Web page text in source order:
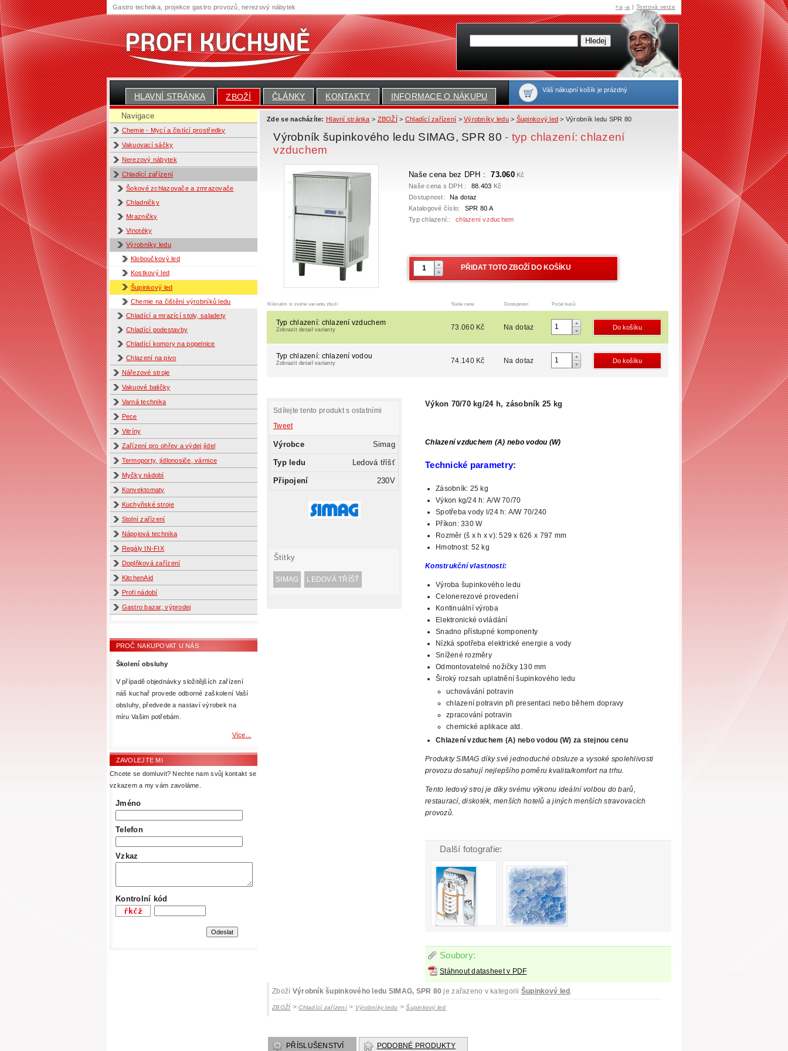
HLAVNÍ STRÁNKA ZBOŽÍ ČLÁNKY KONTAKTY INFORMACE O NÁKUPU
Váš nákupní košík je prázdný
Navigace
Chemie - Mycí a čistící prostředky
Vakuovací sáčky
Nerezový nábytek
Chladící zařízení
Šokové zchlazovače a zmrazovače
Chladničky
Mrazničky
Vinotéky
Výrobníky ledu
Kloboučkový led
Kostkový led
Šupinkový led
Chemie na čištění výrobníků ledu
Chladící a mrazící stoly, saladety
Chladící podestavby
Chladící komory na popelnice
Chlazení na pivo
Nářezové stroje
Vakuové baličky
Varná technika
Pece
Vitríny
Zařízení pro ohřev a výdej jídel
Termoporty, jídlonosiče, várnice
Myčky nádobí
Konvektomaty
Kuchyňské stroje
Stolní zařízení
Nápojová technika
Regály IN-FIX
Doplňková zařízení
KitchenAid
Profi nádobí
Gastro bazar, výprodej
PROČ NAKUPOVAT U NÁS
Školení obsluhy
V případě objednávky složitějších zařízení
náš kuchař provede odborné zaškolení Vaší
obsluhy, předvede a nastaví výrobek na
míru Vašim potřebám.
Více...
ZAVOLEJTE MI
Chcete se domluvit? Nechte nam svůj kontakt se
vzkazem a my vám zavoláme.
Jméno
Telefon
Vzkaz
Kontrolní kód
Zde se nacházíte: Hlavní stránka > ZBOŽÍ > Chladící zařízení >Výrobníky ledu> Šupinkový led > Výrobník ledu SPR 80
Výrobník šupinkového ledu SIMAG, SPR 80- typ chlazení: chlazení
vzduchem
Naše cena bez DPH : 73.060Kč
Naše cena s DPH :
88.403 Kč
Dostupnost:
Na dotaz
Katalogové číslo:
SPR 80 A
Typ chlazení::
chlazení vzduchem
Kliknutím si zvolte variantu zboží Naše cena Dostupnost Počet kusů
Typ chlazení: chlazení vzduchem
Zobrazit detail varianty 73.060 Kč Na dotaz
Typ chlazení: chlazení vodou
Zobrazit detail varianty 74.140 Kč Na dotaz
Sdílejte tento produkt s ostatními
Tweet
Výrobce Simag
Typ ledu Ledová tříšť
Připojení 230V
Štítky
SIMAG LEDOVÁ TŘÍŠŤ
Výkon 70/70 kg/24 h, zásobník 25 kg
Chlazení vzduchem (A) nebo vodou (W)
Technické parametry:
Zásobník: 25 kg
Výkon kg/24 h: A/W 70/70
Spotřeba vody l/24 h: A/W 70/240
Příkon: 330 W
Rozměr (š x h x v): 529 x 626 x 797 mm
Hmotnost: 52 kg
Konstrukční vlastnosti:
Výroba šupinkovéholedu
Celonerezové provedení
Kontinuální výroba
Elektronické ovládání
Snadno přístupné komponenty
Nízká spotřeba elektrické energie a vody
Snížené rozměry
Odmontovatelné nožičky130 mm
Široký rozsah uplatnění šupinkového ledu
uchovávání potravin
chlazení potravin při presentaci nebo během dopravy
zpracování potravin
chemické aplikace atd.
Chlazení vzduchem (A) nebo vodou (W) za stejnou cenu
Produkty SIMAG díky své jednoduché obsluze a vysoké spolehlivosti
provozu dosahují nejlepšího poměru kvalita/komfort na trhu.
Tento ledový stroj je díky svému výkonu ideální volbou do barů,
restaurací, diskoték, menších hotelů a jiných menších stravovacích
provozů.
Další fotografie:
Soubory:
Stáhnout datasheet v PDF
Zboží Výrobník šupinkového ledu SIMAG, SPR 80 je zařazeno v kategorii Šupinkový led .
ZBOŽÍ >Chladící zařízení> Výrobníky ledu >Šupinkový led
PŘÍSLUŠENSTVÍ PODOBNÉ PRODUKTY
Gastro technika, projekce gastro provozů, nerezový nábytek +a -a | Textová verze